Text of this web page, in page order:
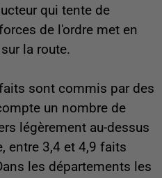
qui tente de
de l'ordre met en
la route.
sont commis par des
un nombre de
légèrement au-dessus
entre 3,4 et 4,9 faits
les départements les